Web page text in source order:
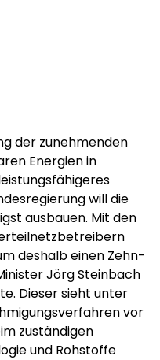
der zunehmenden
Energien in
will die
ausbauen. Mit den
deshalb einen Zehn-
Jörg Steinbach
Dieser sieht unter
vor
zuständigen
und Rohstoffe